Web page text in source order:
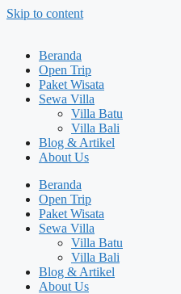
Skip to content
Beranda
Open Trip
Paket Wisata
Sewa Villa
Villa Batu
Villa Bali
Blog & Artikel
About Us
Beranda
Open Trip
Paket Wisata
Sewa Villa
Villa Batu
Villa Bali
Blog & Artikel
About Us